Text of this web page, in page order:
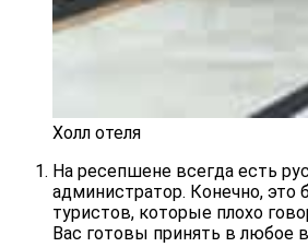
Холл отеля
На ресепшене всегда есть
администратор. Конечно, это
туристов, которые плохо
Вас готовы принять в любое